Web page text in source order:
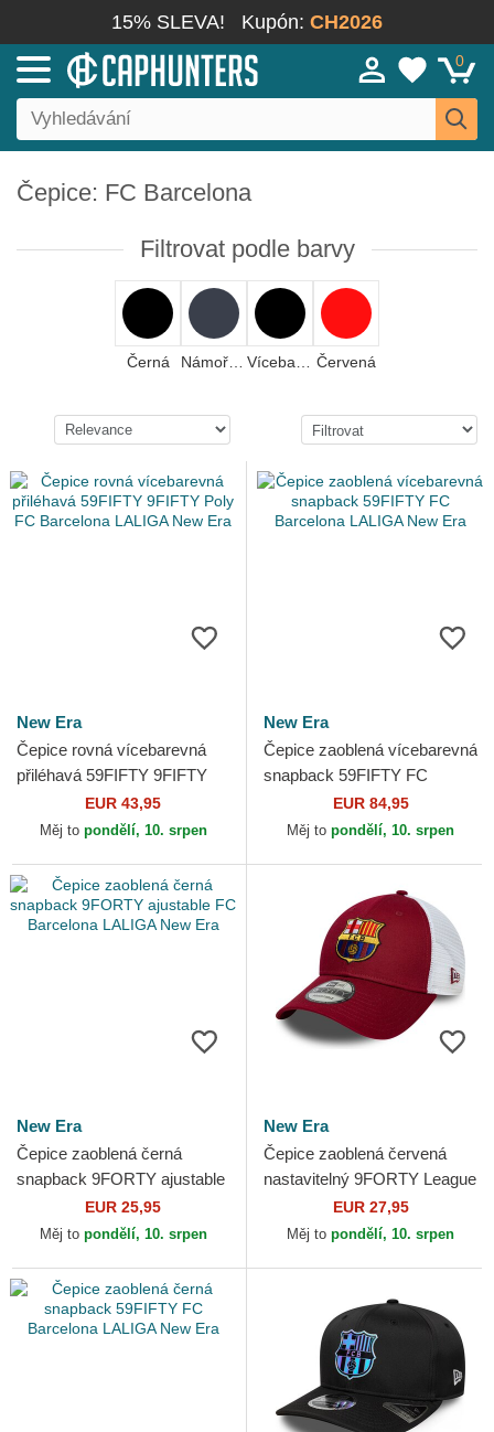
15% SLEVA! Kupón: CH2026
0
Čepice: FC Barcelona
Filtrovat podle barvy
Černá Červená
New Era
Čepice rovná vícebarevná
přiléhavá 59FIFTY 9FIFTY
Poly FC Barcelona LALIGA
New Era
EUR 43,95
Měj to pondělí, 10. srpen
New Era
Čepice zaoblená vícebarevná
snapback 59FIFTY FC
Barcelona LALIGA New Era
EUR 84,95
Měj to pondělí, 10. srpen
New Era
Čepice zaoblená černá
snapback 9FORTY ajustable
FC Barcelona LALIGA New
Era
EUR 25,95
Měj to pondělí, 10. srpen
New Era
Čepice zaoblená červená
nastavitelný 9FORTY League
FC Barcelona LALIGA New
Era
EUR 27,95
Měj to pondělí, 10. srpen